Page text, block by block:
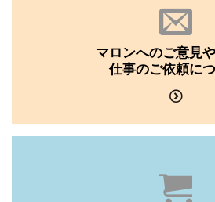
マロンへのご意見
仕事のご依頼に